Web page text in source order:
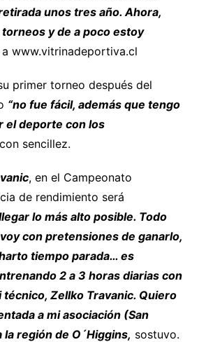
unos tres año. Ahora,
y de a poco estoy
www.vitrinadeportiva.cl
primer torneo después del
“no fue fácil, además que tengo
el deporte con los
sencillez.
, en el Campeonato
de rendimiento será
lo más alto posible. Todo
con pretensiones de ganarlo,
tiempo parada… es
2 a 3 horas diarias con
técnico, Zellko Travanic. Quiero
a mi asociación (San
región de O´Higgins, sostuvo.